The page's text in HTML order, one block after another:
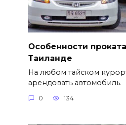
Особенности
Таиланде
На любом тайском
арендовать автомобиль.
0 134